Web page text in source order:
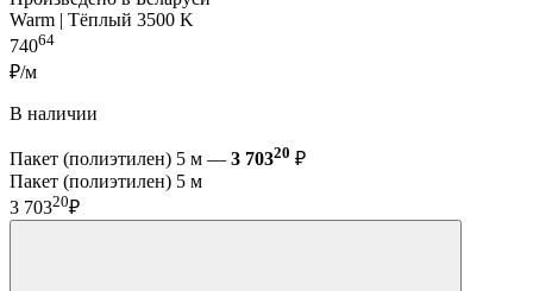
Warm | Тёплый 3500 K
74064
₽/м
В наличии
Пакет (полиэтилен) 5 м — 3 70320 ₽
Пакет (полиэтилен) 5 м
3 70320₽